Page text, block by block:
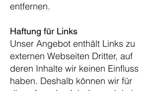
entfernen.
Haftung für Links
Unser Angebot enthält Links zu
externen Webseiten Dritter, auf
deren Inhalte wir keinen Einfluss
haben. Deshalb können wir für